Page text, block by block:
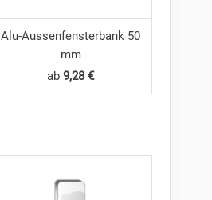
Alu-Aussenfensterbank 50
mm
ab9,28 €